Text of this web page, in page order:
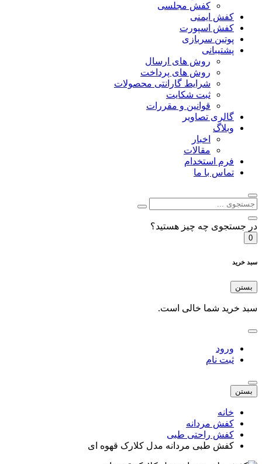
کفش مجلسی
کفش ایمنی
کفش اسپورت
پوتین سربازی
پشتیبانی
روش های ارسال
روش های پرداخت
شرایط گارانتی محصولات
ثبت شکایت
قوانین و مقررات
گالری تصاویر
وبلاگ
اخبار
مقالات
فرم استخدام
تماس با ما
جستجوی چه چیز هستید؟
خرید
بستن
خرید شما خالی است.
ورود
ثبت نام
بستن
خانه
کفش مردانه
کفش راحتی طبی
کفش طبی مردانه مدل کلارک قهوه ای